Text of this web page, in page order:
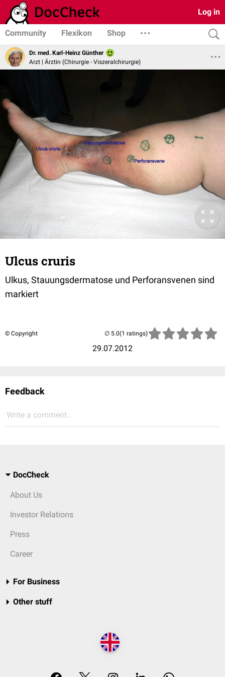
Log in
Community Flexikon Shop
Dr. med. Karl-Heinz Günther
Arzt | Ärztin (Chirurgie - Viszeralchirurgie)
Ulcus cruris
Ulkus, Stauungsdermatose und Perforansvenen sind
markiert
© Copyright
29.07.2012
(1 ratings)
Feedback
Write a comment...
DocCheck
About Us
Investor Relations
Press
Career
For Business
Other stuff